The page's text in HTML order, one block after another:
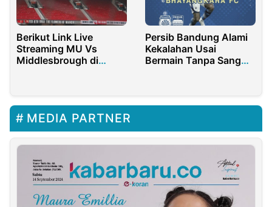
Berikut Link Live
Streaming MU Vs
Middlesbrough di
Persib Bandung Alami
Kekalahan Usai
Bermain Tanpa Sang
MEDIA PARTNER